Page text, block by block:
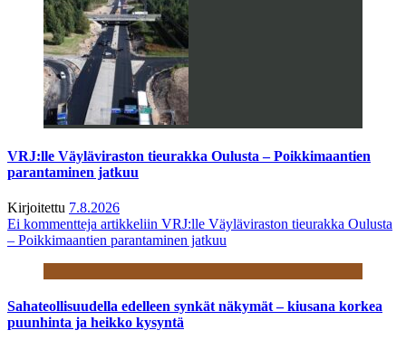
VRJ:lle Väyläviraston tieurakka Oulusta – Poikkimaantien
parantaminen jatkuu
Kirjoitettu 7.8.2026
Ei kommentteja artikkeliin VRJ:lle Väyläviraston tieurakka Oulusta
– Poikkimaantien parantaminen jatkuu
Sahateollisuudella edelleen synkät näkymät – kiusana korkea
puunhinta ja heikko kysyntä